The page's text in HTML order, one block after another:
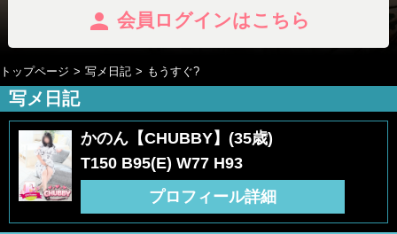
person 会員ログインはこちら
トップページ 写メ日記 もうすぐ?
写メ日記
かのん【CHUBBY】(35歳)
T150 B95(E) W77 H93
プロフィール詳細